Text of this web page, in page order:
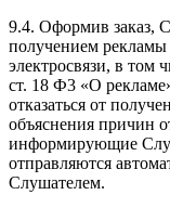
9.4. Оформив заказ,
получением
электросвязи, в том
ст. 18 Ф3 «О
отказаться от
объяснения причин
информирующие
отправляются
Слушателем.